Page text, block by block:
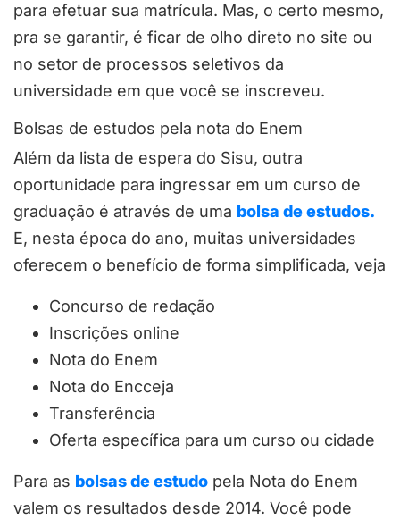
para efetuar sua matrícula. Mas, o certo mesmo,
pra se garantir, é ficar de olho direto no site ou
no setor de processos seletivos da
universidade em que você se inscreveu.
Bolsas de estudos pela nota do Enem
Além da lista de espera do Sisu, outra
oportunidade para ingressar em um curso de
graduação é através de uma bolsa de estudos.
E, nesta época do ano, muitas universidades
oferecem o benefício de forma simplificada, veja
Concurso de redação
Inscrições online
Nota do Enem
Nota do Encceja
Transferência
Oferta específica para um curso ou cidade
Para as bolsas de estudo pela Nota do Enem
valem os resultados desde 2014. Você pode